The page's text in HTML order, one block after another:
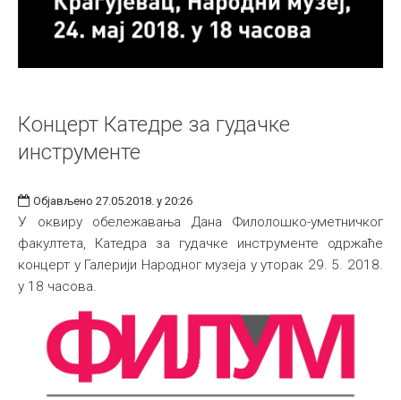
Концерт Катедре за гудачке
инструменте
Објављено 27.05.2018. у 20:26
У оквиру обележавања Дана Филолошко-уметничког
факултета, Катедра за гудачке инструменте одржаће
концерт у Галерији Народног музеја у уторак 29. 5. 2018.
у 18 часова.